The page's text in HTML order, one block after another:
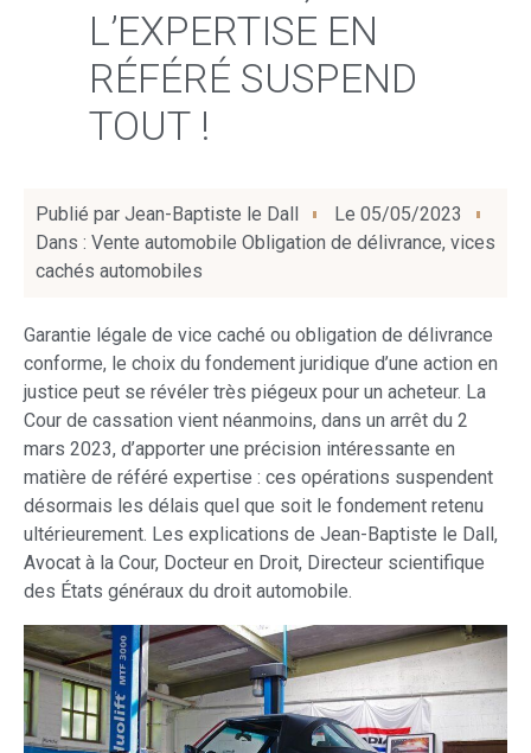
L’EXPERTISE EN
RÉFÉRÉ SUSPEND
TOUT !
Publié par Jean-Baptiste le Dall Le 05/05/2023
Dans : Vente automobile Obligation de délivrance, vices
cachés automobiles
Garantie légale de vice caché ou obligation de délivrance
conforme, le choix du fondement juridique d’une action en
justice peut se révéler très piégeux pour un acheteur. La
Cour de cassation vient néanmoins, dans un arrêt du 2
mars 2023, d’apporter une précision intéressante en
matière de référé expertise : ces opérations suspendent
désormais les délais quel que soit le fondement retenu
ultérieurement. Les explications de Jean-Baptiste le Dall,
Avocat à la Cour, Docteur en Droit, Directeur scientifique
des États généraux du droit automobile.